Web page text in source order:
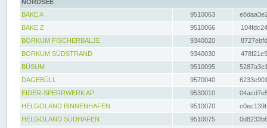
NORDSEE
BAKE A
9510063
BAKE Z
9510066
BORKUM FISCHERBALJE
9340020
BORKUM SÜDSTRAND
9340030
BÜSUM
9510095
DAGEBÜLL
9570040
EIDER-SPERRWERK AP
9530010
HELGOLAND BINNENHAFEN
9510070
HELGOLAND SÜDHAFEN
9510075